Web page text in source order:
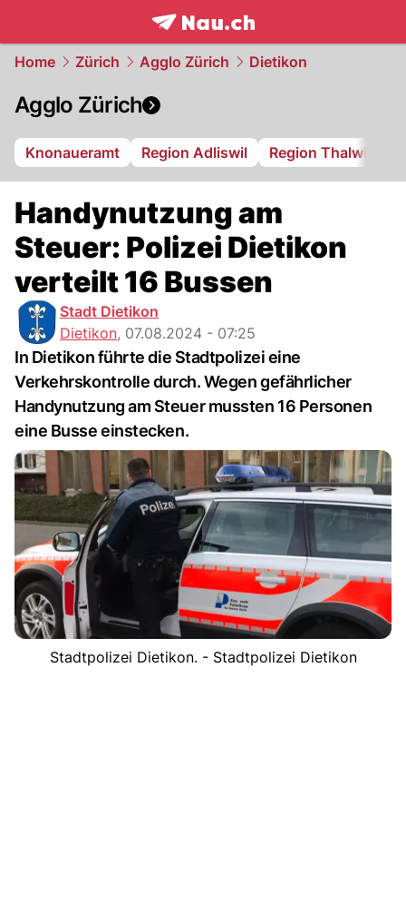
frontpage.NAU.ch
Home Zürich Agglo Zürich Dietikon
Agglo Zürich
Knonaueramt Region Adliswil Region Thalwil
Handynutzung am
Steuer: Polizei Dietikon
verteilt 16 Bussen
Stadt Dietikon
Dietikon, 07.08.2024 - 07:25
In Dietikon führte die Stadtpolizei eine
Verkehrskontrolle durch. Wegen gefährlicher
Handynutzung am Steuer mussten 16 Personen
eine Busse einstecken.
Stadtpolizei Dietikon. - Stadtpolizei Dietikon